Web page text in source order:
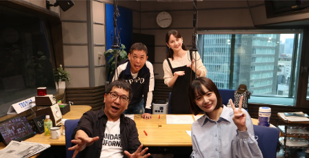
お知らせ
イベント・グッズ
YouTube
会社情報